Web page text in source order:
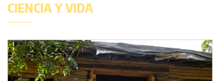
CIENCIA Y VIDA